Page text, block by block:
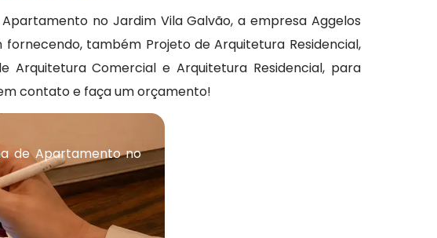
no Jardim Vila Galvão, a empresa Aggelos
também Projeto de Arquitetura Residencial,
Arquitetura Comercial e Arquitetura Residencial, para
contato e faça um orçamento!
de Apartamento no